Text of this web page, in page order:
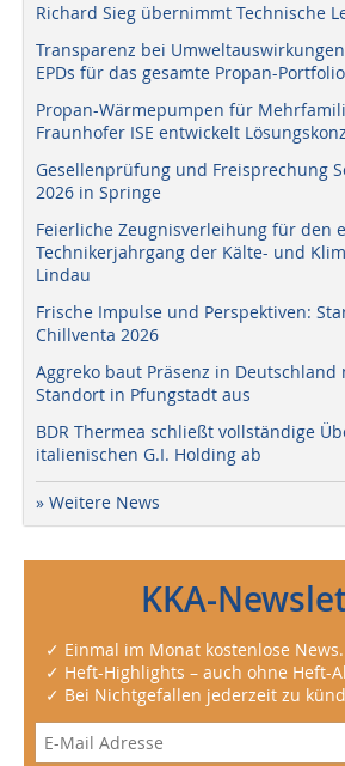
Richard Sieg übernimmt Technische
Transparenz bei
EPDs für das gesamte Propan-
Propan-Wärmepumpen für
Fraunhofer ISE entwickelt
Gesellenprüfung und Freisprechung
2026 in Springe
Feierliche Zeugnisverleihung für den
Technikerjahrgang der Kälte- und
Lindau
Frische Impulse und Perspektiven:
Chillventa 2026
Aggreko baut Präsenz in Deutschland
Standort in Pfungstadt aus
BDR Thermea schließt vollständige
italienischen G.I. Holding ab
» Weitere News
KKA-
✓ Einmal im Monat kostenlose News.
✓ Heft-Highlights – auch ohne Heft-
✓ Bei Nichtgefallen jederzeit zu